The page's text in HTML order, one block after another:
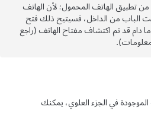
الهاتف المحمول؛ لأن الهاتف
من الداخل، فسيتيح ذلك فتح
قد تم اكتشاف مفتاح الهاتف (راجع
في الجزء العلوي، يمكنك